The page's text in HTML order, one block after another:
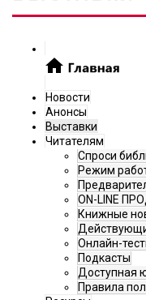
Новости
Анонсы
Выставки
Читателям
Спроси
Режим
ON-LINE
Книжные
Онлайн-
Подкасты
Доступная
Правила